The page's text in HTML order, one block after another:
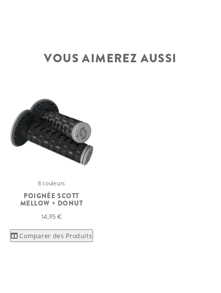
VOUS AIMEREZ AUSSI
8 couleurs
POIGNÉE SCOTT
MELLOW + DONUT
14,95 €
Comparer des Produits